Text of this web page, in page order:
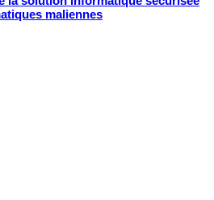
maliennes